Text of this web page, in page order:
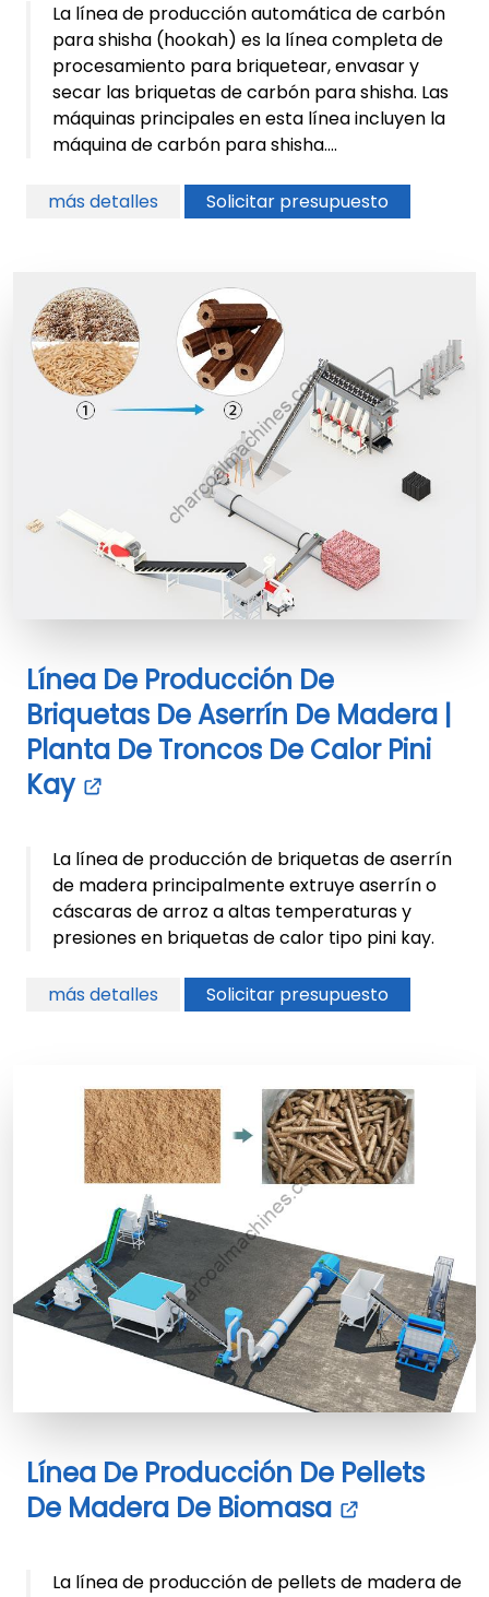
La línea de producción automática de carbón
para shisha (hookah) es la línea completa de
procesamiento para briquetear, envasar y
secar las briquetas de carbón para shisha. Las
máquinas principales en esta línea incluyen la
máquina de carbón para shisha....
más detalles Solicitar presupuesto
Línea De Producción De
Briquetas De Aserrín De Madera |
Planta De Troncos De Calor Pini
Kay
La línea de producción de briquetas de aserrín
de madera principalmente extruye aserrín o
cáscaras de arroz a altas temperaturas y
presiones en briquetas de calor tipo pini kay.
más detalles Solicitar presupuesto
Línea De Producción De Pellets
De Madera De Biomasa
La línea de producción de pellets de madera de